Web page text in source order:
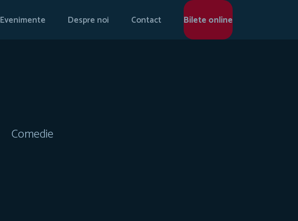
Evenimente Despre noi Contact Bilete online
Comedie